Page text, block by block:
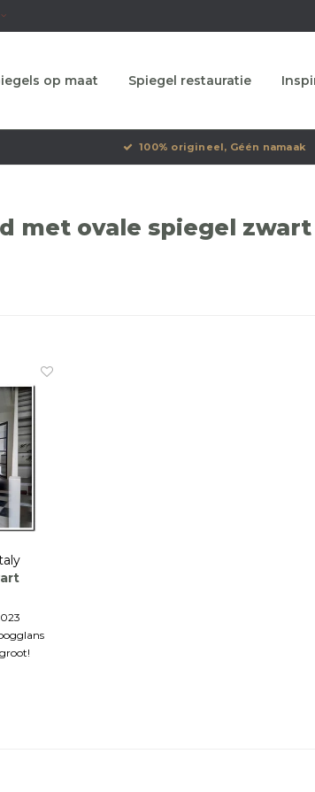
op maat Spiegel restauratie
100% origineel, Géén namaak
met ovale spiegel zwart